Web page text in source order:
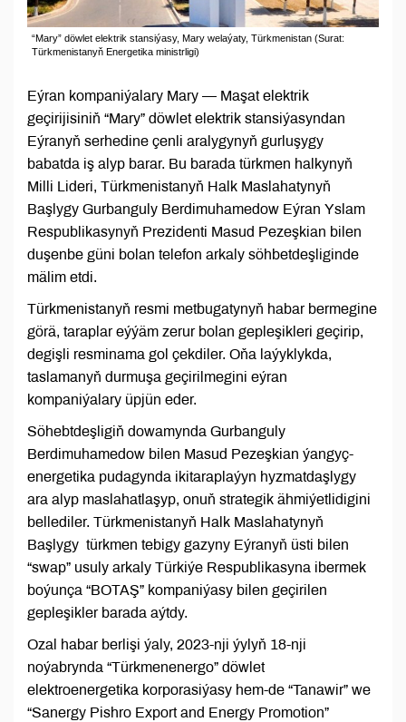
“Mary” döwlet elektrik stansiýasy, Mary welaýaty, Türkmenistan (Surat:
Türkmenistanyň Energetika ministrligi)
Eýran kompaniýalary Mary — Maşat elektrik
geçirijisiniň “Mary” döwlet elektrik stansiýasyndan
Eýranyň serhedine çenli aralygynyň gurluşygy
babatda iş alyp barar. Bu barada türkmen halkynyň
Milli Lideri, Türkmenistanyň Halk Maslahatynyň
Başlygy Gurbanguly Berdimuhamedow Eýran Yslam
Respublikasynyň Prezidenti Masud Pezeşkian bilen
duşenbe güni bolan telefon arkaly söhbetdeşliginde
mälim etdi.
Türkmenistanyň resmi metbugatynyň habar bermegine
görä, taraplar eýýäm zerur bolan gepleşikleri geçirip,
degişli resminama gol çekdiler. Oňa laýyklykda,
taslamanyň durmuşa geçirilmegini eýran
kompaniýalary üpjün eder.
Söhebtdeşligiň dowamynda Gurbanguly
Berdimuhamedow bilen Masud Pezeşkian ýangyç-
energetika pudagynda ikitaraplaýyn hyzmatdaşlygy
ara alyp maslahatlaşyp, onuň strategik ähmiýetlidigini
bellediler. Türkmenistanyň Halk Maslahatynyň
Başlygy türkmen tebigy gazyny Eýranyň üsti bilen
“swap” usuly arkaly Türkiýe Respublikasyna ibermek
boýunça “BOTAŞ” kompaniýasy bilen geçirilen
gepleşikler barada aýtdy.
Ozal habar berlişi ýaly, 2023-nji ýylyň 18-nji
noýabrynda “Türkmenenergo” döwlet
elektroenergetika korporasiýasy hem-de “Tanawir” we
“Sanergy Pishro Export and Energy Promotion”